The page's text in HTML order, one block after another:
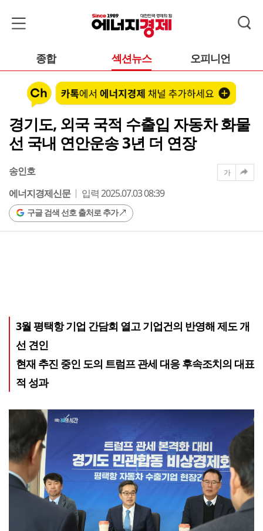
종합 섹션뉴스 오피니언
경기도, 외국 국적 수출입 자동차 화물
선 국내 연안운송 3년 더 연장
송인호
에너지경제신문
입력 2025.07.03 08:39
구글 검색 선호 출처로 추가
가
3월 평택항 기업 간담회 열고 기업건의 반영해 제도 개
선 견인
현재 추진 중인 도의 트럼프 관세 대응 후속조치의 대표
적 성과